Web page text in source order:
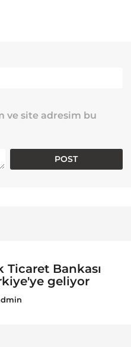
ve site adresim bu
Ticaret Bankası
geliyor